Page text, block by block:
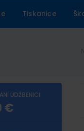
Tiskanice
UDŽBENICI
€